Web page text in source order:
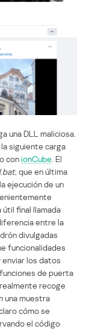
una DLL maliciosa.
siguiente carga
conionCube . El
, que en última
ejecución de un
útil final llamada
entre la
divulgadas
funcionalidades
los datos
de puerta
recoge
una muestra
cómo se
el código